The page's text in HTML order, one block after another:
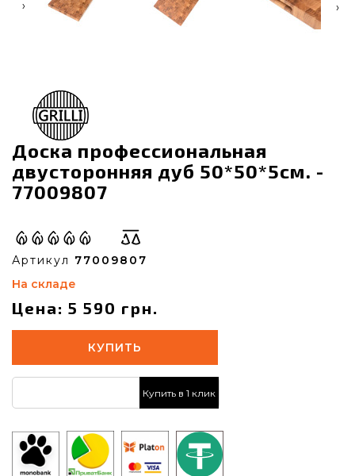
‹ ›
Доска профессиональная
двусторонняя дуб 50*50*5см. -
77009807
Артикул 77009807
На складе
Цена: 5 590 грн.
КУПИТЬ
Купить в 1 клик